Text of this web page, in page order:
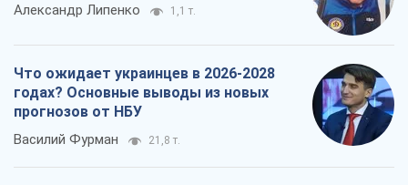
Александр Липенко 1,1 т.
Что ожидает украинцев в 2026-2028
годах? Основные выводы из новых
прогнозов от НБУ
Василий Фурман 21,8 т.